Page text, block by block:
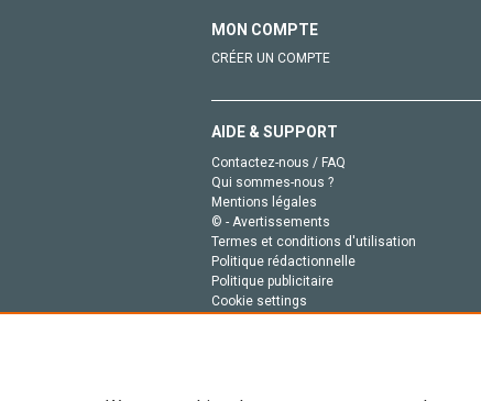
MON COMPTE
CRÉER UN COMPTE
AIDE & SUPPORT
Contactez-nous / FAQ
Qui sommes-nous ?
Mentions légales
© - Avertissements
Termes et conditions d'utilisation
Politique rédactionnelle
Politique publicitaire
Cookie settings